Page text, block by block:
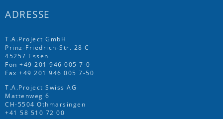
ADRESSE
T.A.Project GmbH
Prinz-Friedrich-Str. 28 C
45257 Essen
Fon +49 201 946 005 7-0
Fax +49 201 946 005 7-50
T.A.Project Swiss AG
Mattenweg 6
CH-5504 Othmarsingen
+41 58 510 72 00